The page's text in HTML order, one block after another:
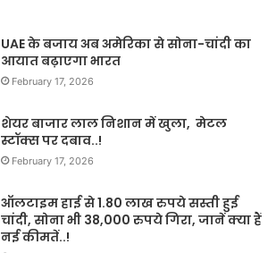
UAE के बजाय अब अमेरिका से सोना-चांदी का
आयात बढ़ाएगा भारत
February 17, 2026
शेयर बाजार लाल निशान में खुला, मेटल
स्टॉक्स पर दबाव..!
February 17, 2026
ऑलटाइम हाई से 1.80 लाख रुपये सस्ती हुई
चांदी, सोना भी 38,000 रुपये गिरा, जानें क्या हैं
नई कीमतें..!